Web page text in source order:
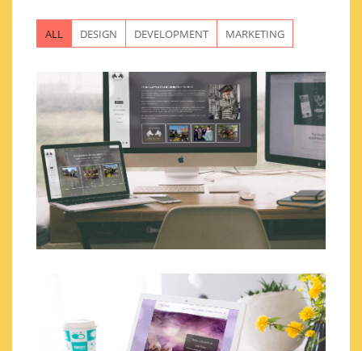
ALL DESIGN DEVELOPMENT MARKETING